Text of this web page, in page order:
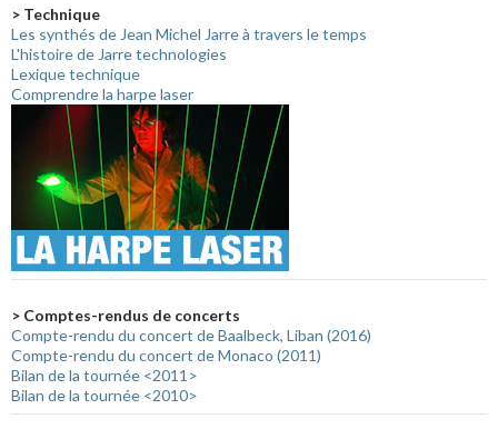
> Technique
Les synthés de Jean Michel Jarre à travers le temps
L'histoire de Jarre technologies
Lexique technique
Comprendre la harpe laser
> Comptes-rendus de concerts
Compte-rendu du concert de Baalbeck, Liban (2016)
Compte-rendu du concert de Monaco (2011)
Bilan de la tournée <2011>
Bilan de la tournée <2010>